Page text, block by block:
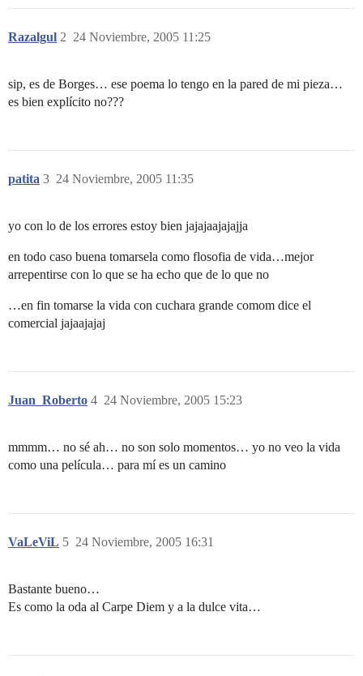
Razalgul 24 Noviembre, 2005 11:25
2
sip, es de Borges… ese poema lo tengo en la pared de mi pieza…
es bien explícito no???
patita 24 Noviembre, 2005 11:35
3
yo con lo de los errores estoy bien jajajaajajajja
en todo caso buena tomarsela como flosofia de vida…mejor
arrepentirse con lo que se ha echo que de lo que no
…en fin tomarse la vida con cuchara grande comom dice el
comercial jajaajajaj
Juan_Roberto 24 Noviembre, 2005 15:23
4
mmmm… no sé ah… no son solo momentos… yo no veo la vida
como una película… para mí es un camino
VaLeViL 24 Noviembre, 2005 16:31
5
Bastante bueno…
Es como la oda al Carpe Diem y a la dulce vita…